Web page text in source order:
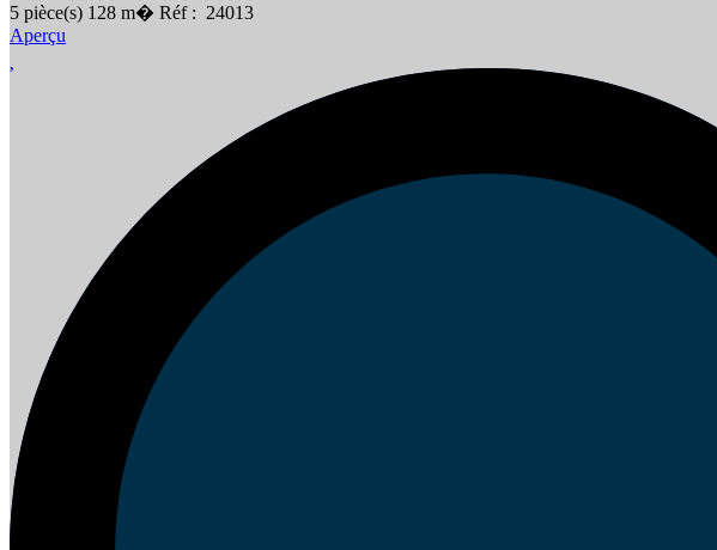
5 pièce(s) 128 m� Réf : 24013
Aperçu